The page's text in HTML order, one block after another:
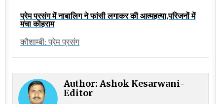
प्रेम प्रसंग में नाबालिग ने फांसी लगाकर की आत्महत्या,परिजनों में
मचा कोहराम
कौशाम्बी: प्रेम प्रसंग
Author:Ashok Kesarwani-
Editor